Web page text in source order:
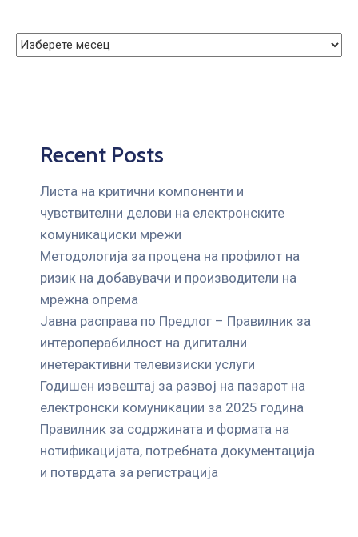
Recent Posts
Листа на критични компоненти и
чувствителни делови на електронските
комуникациски мрежи
Mетодологија за процена на профилот на
ризик на добавувачи и производители на
мрежна опрема
Јавна расправа по Предлог – Правилник за
интероперабилност на дигитални
инетерактивни телевизиски услуги
Годишен извештај за развој на пазарот на
електронски комуникации за 2025 година
Правилник за содржината и формата на
нотификацијата, потребната документација
и потврдата за регистрација